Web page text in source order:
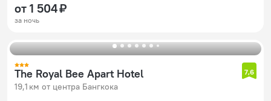
от 1 504 ₽
за ночь
The Royal Bee Apart Hotel
19,1 км от центра Бангкока
7,6